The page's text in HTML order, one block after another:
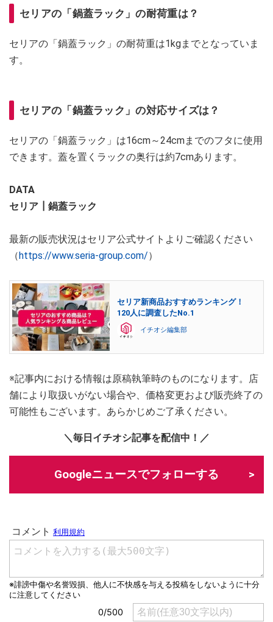
セリアの「鍋蓋ラック」の耐荷重は？
セリアの「鍋蓋ラック」の耐荷重は1kgまでとなっていま
す。
セリアの「鍋蓋ラック」の対応サイズは？
セリアの「鍋蓋ラック」は16cm～24cmまでのフタに使用
できます。蓋を置くラックの奥行は約7cmあります。
DATA
セリア┃鍋蓋ラック
最新の販売状況はセリア公式サイトよりご確認ください
（https://www.seria-group.com/）
セリア新商品おすすめランキング！
120人に調査したNo.1
イチオシ編集部
※記事内における情報は原稿執筆時のものになります。店
舗により取扱いがない場合や、価格変更および販売終了の
可能性もございます。あらかじめご了承ください。
＼毎日イチオシ記事を配信中！／
Googleニュースでフォローする